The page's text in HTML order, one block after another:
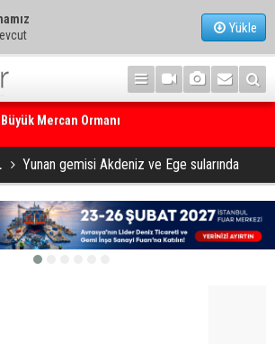
Yükle
Regatta için geri sayım başladı
Yunan gemisi Akdeniz ve Ege sularında